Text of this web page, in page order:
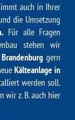
auch in Ihrer
die Umsetzung
Für alle Fragen
stehen wir
gern
Kälteanlage in
werden soll.
wir z. B. auch hier